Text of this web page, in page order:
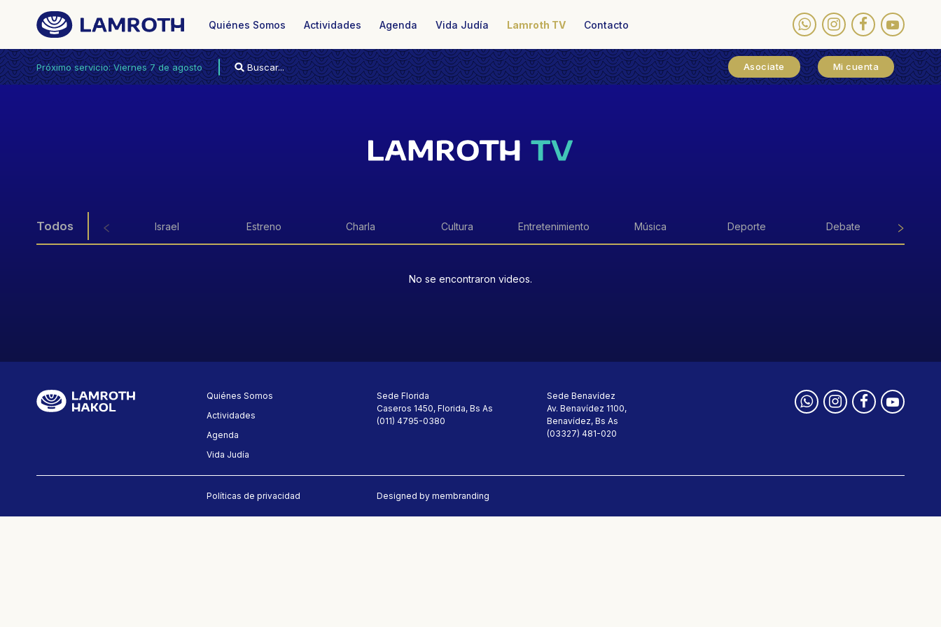
Quiénes Somos Actividades Agenda Vida Judía Lamroth TV Contacto
Próximo servicio: Viernes 7 de agosto 19.15hs. Asociate Mi cuenta
Todos Israel Estreno Charla Cultura Entretenimiento Música Deporte Debate
No se encontraron videos.
Quiénes Somos
Actividades
Agenda
Vida Judía
Sede Florida
Caseros 1450, Florida, Bs As
(011) 4795-0380
Sede Benavídez
Av. Benavídez 1100,
Benavídez, Bs As
(03327) 481-020
Políticas de privacidad Designed by membranding